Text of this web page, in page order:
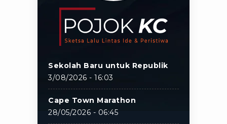
Sekolah Baru untuk Republik
3/08/2026 - 16:03
Cape Town Marathon
28/05/2026 - 06:45